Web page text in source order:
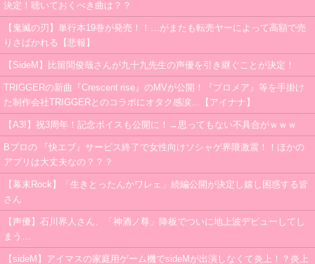
決定！聴いておくべき曲は？？
【鬼滅の刃】単行本19巻が発売！！…がまたも転売ヤーによって高額で売
りさばかれる【悲報】
【SideM】比留間俊哉さんが九十九先生の声優を引き継ぐことが決定！
TRIGGERの新曲『Crescent rise』のMVが公開！『プロメア』等を手掛け
た制作会社TRIGGERとのコラボにオタク感涙…【アイナナ】
【A3!】祝3周年！記念ボイスも公開に！→思ってもない不具合がｗｗｗ
Bプロの 『快エブ』サービス終了で女性向けソシャゲ界隈激震！！ほかの
アプリは大丈夫なの？？？
【幕末Rock】「生きとったんかワレェ」続編公開が決定し嬉し困惑する皆
さん
【声優】石川界人さん、「神酒ノ尊」降板でついに地上波デビューしてし
まう…
【sideM】アイマスの家庭用ゲーム機でsideMが出演しなくて炎上！？炎上